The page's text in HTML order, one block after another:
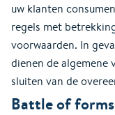
uw klanten
regels met
voorwaarden. In
dienen de algemene
sluiten van de
Battle of forms